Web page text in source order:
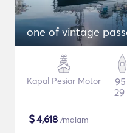
one of vintage
Kapal Pesiar Motor
29
$4,618 /malam